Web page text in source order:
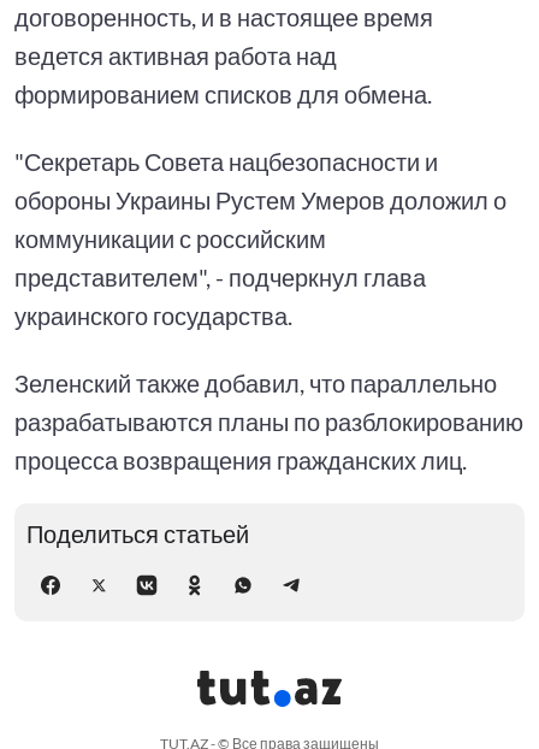
договоренность, и в настоящее время
ведется активная работа над
формированием списков для обмена.
"Секретарь Совета нацбезопасности и
обороны Украины Рустем Умеров доложил о
коммуникации с российским
представителем", - подчеркнул глава
украинского государства.
Зеленский также добавил, что параллельно
разрабатываются планы по разблокированию
процесса возвращения гражданских лиц.
Поделиться статьей
TUT.AZ - © Все права защищены